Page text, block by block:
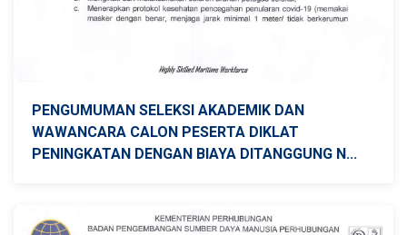
PENGUMUMAN SELEKSI AKADEMIK DAN
WAWANCARA CALON PESERTA DIKLAT
PENINGKATAN DENGAN BIAYA DITANGGUNG N...